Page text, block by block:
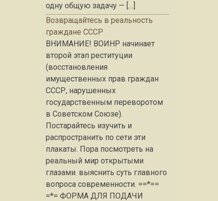
одну общую задачу — […]
Возвращайтесь в реальность
граждане СССР
ВНИМАНИЕ! ВОИНР начинает
второй этап реституции
(восстановления
имущественных прав граждан
СССР, нарушенных
государственным переворотом
в Советском Союзе).
Постарайтесь изучить и
распространить по сети эти
плакаты. Пора посмотреть на
реальный мир открытыми
глазами. выяснить суть главного
вопроса современности. ==*==
=*= ФОРМА ДЛЯ ПОДАЧИ